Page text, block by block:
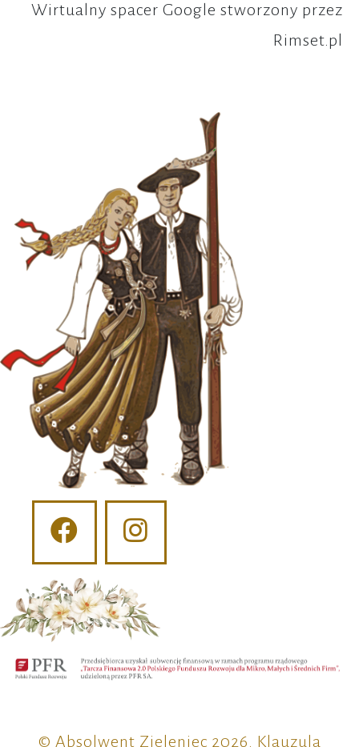
Wirtualny spacer Google stworzony przez
Rimset.pl
© Absolwent Zieleniec 2026. Klauzula